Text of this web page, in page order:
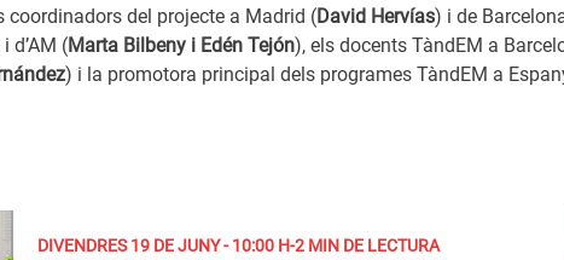
coordinadors del projecte a Madrid (David Hervías) i de
d’AM (Marta Bilbeny i Edén Tejón), els docents TàndEM a
) i la promotora principal dels programes TàndEM a
DIVENDRES 19 DE JUNY - 10:00 H-2 MIN DE LECTURA